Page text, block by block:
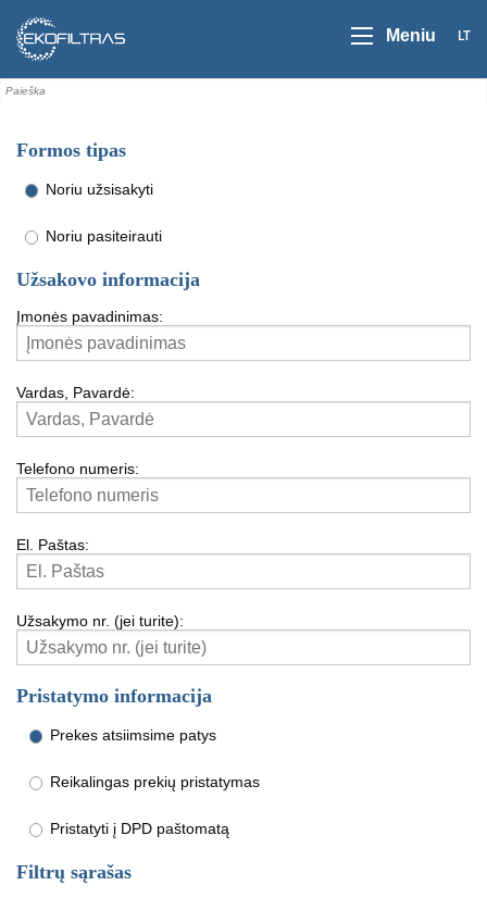
Meniu LT
Formos tipas
Noriu užsisakyti
Noriu pasiteirauti
Užsakovo informacija
Įmonės pavadinimas:
Vardas, Pavardė:
Telefono numeris:
El. Paštas:
Užsakymo nr. (jei turite):
Pristatymo informacija
Prekes atsiimsime patys
Reikalingas prekių pristatymas
Pristatyti į DPD paštomatą
Filtrų sąrašas